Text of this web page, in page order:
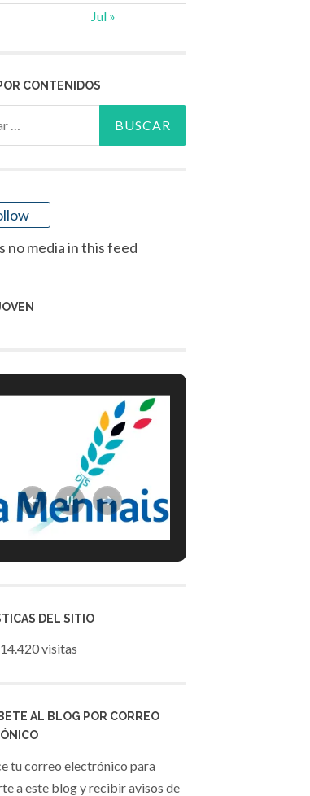
Jul »
CONTENIDOS
no media in this feed
DEL SITIO
visitas
AL BLOG POR CORREO
tu correo electrónico para
a este blog y recibir avisos de